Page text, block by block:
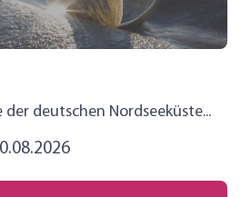
deutschen Nordseeküste...